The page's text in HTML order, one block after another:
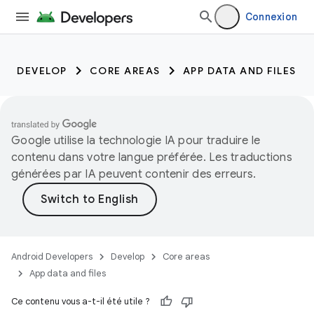
Connexion
DEVELOP CORE AREAS APP DATA AND FILES
Google utilise la technologie IA pour traduire le
contenu dans votre langue préférée. Les traductions
générées par IA peuvent contenir des erreurs.
Android Developers Develop
Core areas
App data and files
Ce contenu vous a-t-il été utile ?